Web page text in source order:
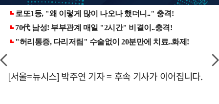
[서울=뉴시스] 박주연 기자 = 후속 기사가 이어집니다.